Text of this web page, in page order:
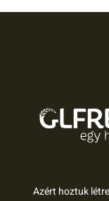
Azért hoztuk